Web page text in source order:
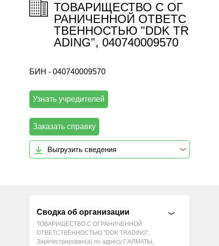
ТОВАРИЩЕСТВО С ОГ
РАНИЧЕННОЙ ОТВЕТС
ТВЕННОСТЬЮ "DDK TR
ADING", 040740009570
БИН - 040740009570
Узнать учредителей
Заказать справку
Выгрузить сведения
Сводка об организации
ТОВАРИЩЕСТВО С ОГРАНИЧЕННОЙ
ОТВЕТСТВЕННОСТЬЮ "DDK TRADING",
Зарегистрирован(а) по адресу Г.АЛМАТЫ,